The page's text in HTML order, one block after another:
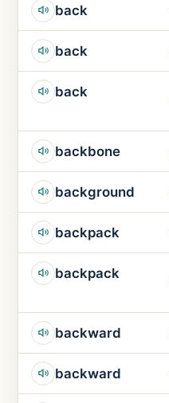
back
back
back
backbone
background
backpack
backpack
backward
backward